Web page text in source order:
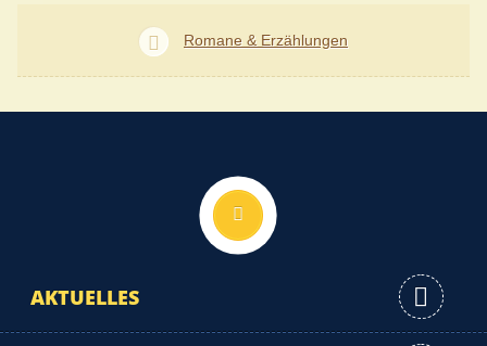
Romane & Erzählungen
AKTUELLES